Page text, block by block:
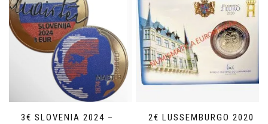
3€ SLOVENIA 2024 –
2€ LUSSEMBURGO 2020